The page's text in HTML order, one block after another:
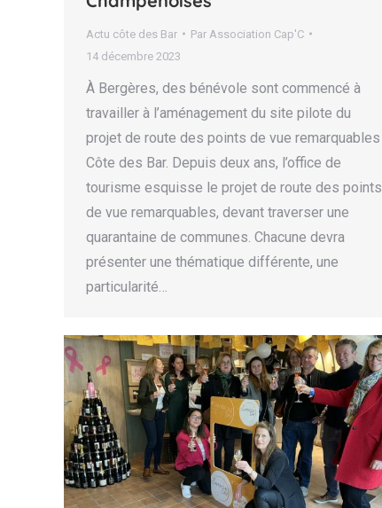
Actu côte des Bar Par Association Cap'C
14 décembre 2023
À Bergères, des bénévole sont commencé à
travailler à l’aménagement du site pilote du
projet de route des points de vue remarquables
Côte des Bar. Depuis deux ans, l’office de
tourisme esquisse le projet de route des points
de vue remarquables, devant traverser une
quarantaine de communes. Chacune devra
présenter une thématique différente, une
particularité…